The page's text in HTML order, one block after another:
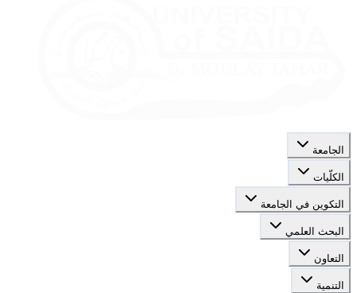
الجامعة
الكلّيات
التكوين في الجامعة
البحث العلمي
التعاون
التنمية